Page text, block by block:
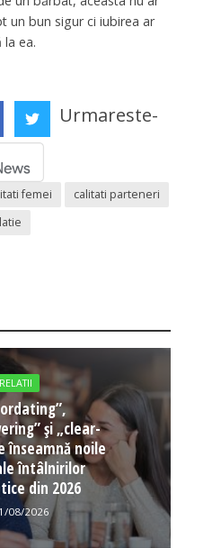
un bun sigur ci iubirea ar
ea.
Urmareste-
femei
calitati parteneri
RELATII
și „clear-
înseamnă noile
întâlnirilor
din 2026
08/2026